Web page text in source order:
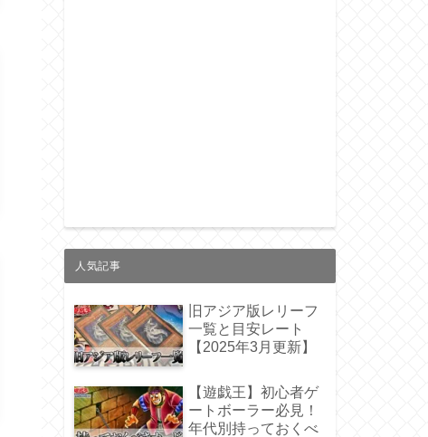
人気記事
旧アジア版レリーフ
一覧と目安レート
【2025年3月更新】
【遊戯王】初心者ゲ
ートボーラー必見！
年代別持っておくべ